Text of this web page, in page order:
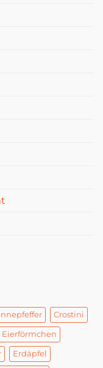
Crostini
Eierförmchen
Erdäpfel